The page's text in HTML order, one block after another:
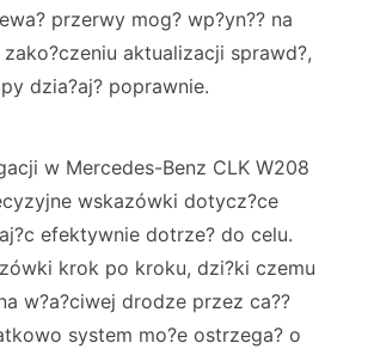
przerwy mog? wp?yn?? na
zako?czeniu aktualizacji sprawd?,
dzia?aj? poprawnie.
w Mercedes-Benz CLK W208
wskazówki dotycz?ce
efektywnie dotrze? do celu.
krok po kroku, dzi?ki czemu
w?a?ciwej drodze przez ca??
system mo?e ostrzega? o